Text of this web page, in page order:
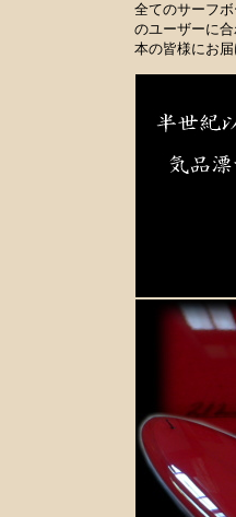
全てのサーフ
のユーザーに
本の皆様にお